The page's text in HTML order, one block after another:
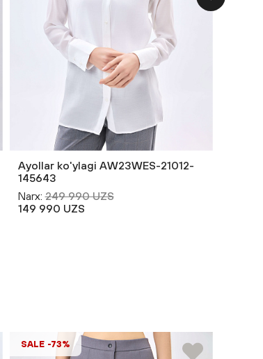
Ayollar ko'ylagi AW23WES-21012-
145643
Narx: 249 990 UZS
149 990 UZS
SALE -73%